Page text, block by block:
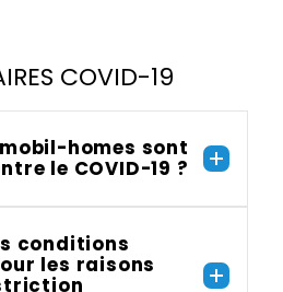
COVID-19
homes sont
le COVID-19 ?
conditions
les raisons